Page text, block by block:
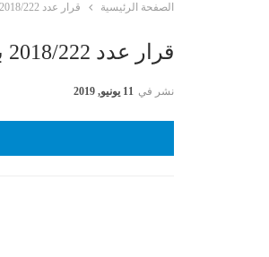
الصفحة الرئيسية قرار عدد 2018/222 بتاريخ 2018/11/29
قرار عدد 2018/222 بتاريخ 2018/11/29
نشر في 11 يونيو, 2019